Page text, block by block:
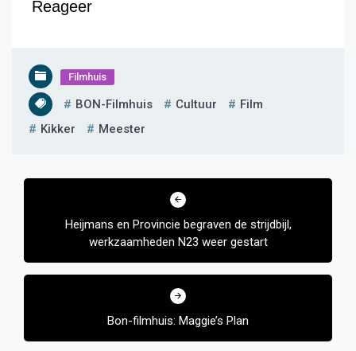
Reageer
Filmhuis
BON-Filmhuis Cultuur
Film
Kikker
Meester
Bericht
Heijmans en Provincie begraven de strijdbijl,
werkzaamheden N23 weer gestart
Bon-filmhuis: Maggie’s Plan